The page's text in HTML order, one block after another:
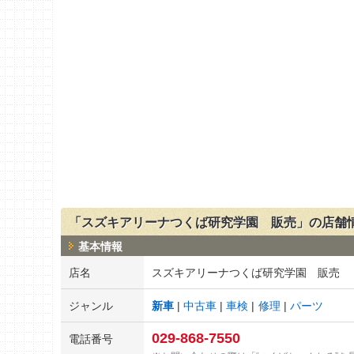
「スズキアリーナつくば研究学園 販売」の店舗
基本情報
店名 スズキアリーナつくば研究学園 販売
ジャンル 新車 中古車 車検 修理 パーツ
電話番号 029-868-7550